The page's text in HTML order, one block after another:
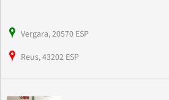
Vergara, 20570 ESP
Reus, 43202 ESP